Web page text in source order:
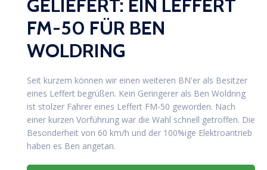
GELIEFERT: EIN LEFFERT
FM-50 FÜR BEN
WOLDRING
Seit kurzem können wir einen weiteren BN'er als Besitzer
eines Leffert begrüßen. Kein Geringerer als Ben Woldring
ist stolzer Fahrer eines Leffert FM-50 geworden. Nach
einer kurzen Vorführung war die Wahl schnell getroffen. Die
Besonderheit von 60 km/h und der 100%ige Elektroantrieb
haben es Ben angetan.